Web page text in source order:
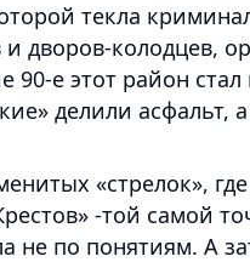
текла
дворов-колодцев,
90-е этот район
делили асфальт,
«стрелок»,
-той самой
не по понятиям. А